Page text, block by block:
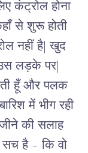
कंट्रोल होना
से शुरू होती
नहीं है| खुद
उस लड़के पर|
हूँ और पलक
में भीग रही
की सलाह
है – कि वो